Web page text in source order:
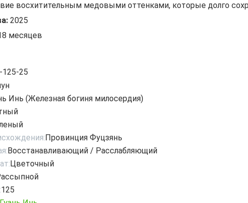
восхитительным медовыми оттенками, которые долго
2025
месяцев
125-25
Инь (Железная богиня милосердия)
Провинция Фуцзянь
Восстанавливающий / Расслабляющий
Цветочный
125